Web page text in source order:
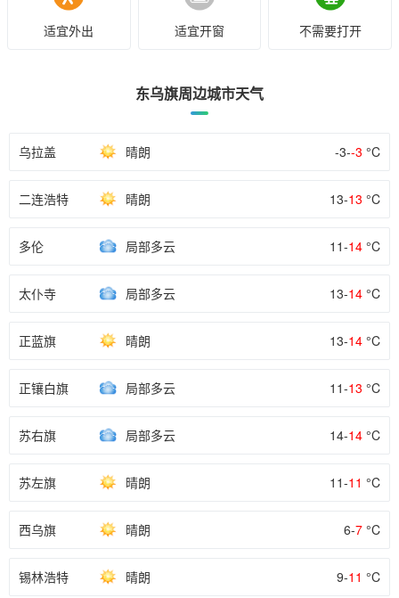
适宜外出 适宜开窗 不需要打开
东乌旗周边城市天气
乌拉盖 晴朗 -3--3 °C
二连浩特 晴朗 13-13 °C
多伦 局部多云 11-14 °C
太仆寺 局部多云 13-14 °C
正蓝旗 晴朗 13-14 °C
正镶白旗 局部多云 11-13 °C
苏右旗 局部多云 14-14 °C
苏左旗 晴朗 11-11 °C
西乌旗 晴朗 6-7 °C
锡林浩特 晴朗 9-11 °C